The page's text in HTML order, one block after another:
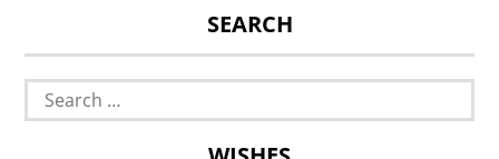
SEARCH
Search
for: